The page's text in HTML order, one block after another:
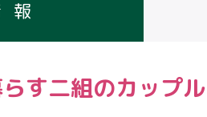
す二組のカップ